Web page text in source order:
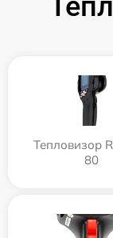
Тепловизор
80